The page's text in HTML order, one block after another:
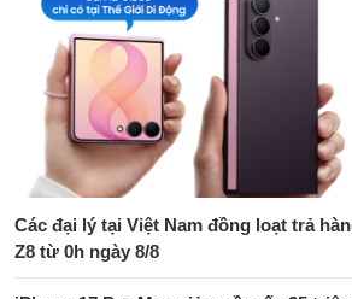
Các đại lý tại Việt Nam đồng loạt trả
Z8 từ 0h ngày 8/8